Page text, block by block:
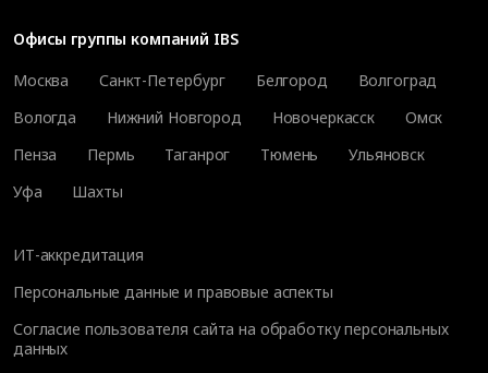
Офисы группы компаний IBS
Москва
Санкт-Петербург Белгород
Волгоград
Вологда
Нижний Новгород Новочеркасск
Омск
Пенза
Пермь Таганрог Тюмень
Ульяновск
Уфа
Шахты
ИТ-аккредитация
Персональные данные и правовые аспекты
Согласие пользователя сайта на обработку персональных
данных